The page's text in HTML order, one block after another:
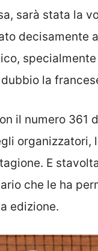
sarà stata la
decisamente
la
il numero 361
organizzatori,
E
che le ha
edizione.